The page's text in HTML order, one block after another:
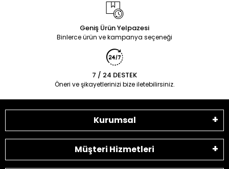
Geniş Ürün Yelpazesi
Binlerce ürün ve kampanya seçeneği
7 / 24 DESTEK
Öneri ve şikayetlerinizi bize iletebilirsiniz.
Kurumsal
Müşteri Hizmetleri